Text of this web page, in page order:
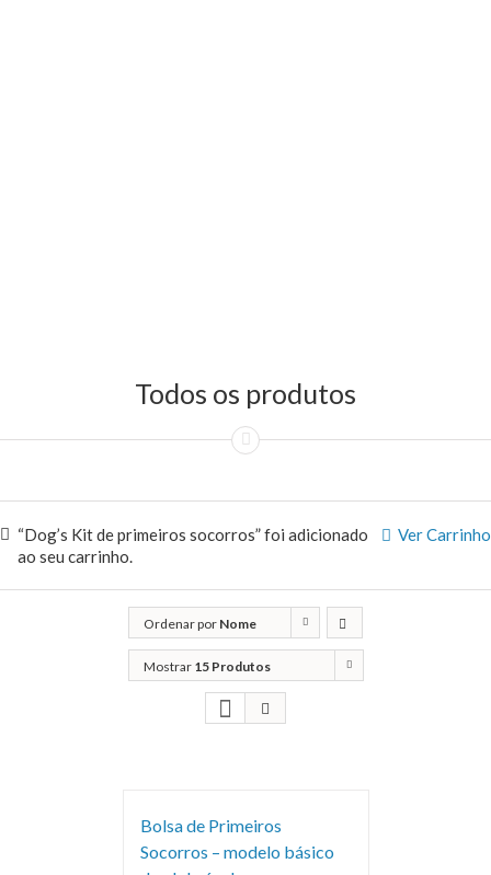
Todos os produtos
Ver Carrinho
“Dog’s Kit de primeiros socorros” foi adicionado
ao seu carrinho.
Ordenar por Nome
Mostrar 15 Produtos
Bolsa de Primeiros
Socorros – modelo básico